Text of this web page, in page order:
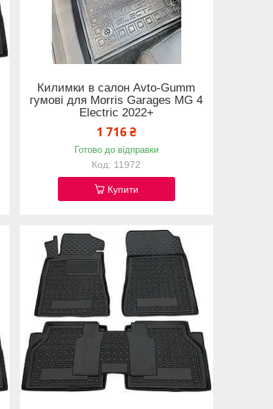
Килимки в салон Avto-Gumm
гумові для Morris Garages MG 4
Electric 2022+
1 716 ₴
Готово до відправки
11972
Купити